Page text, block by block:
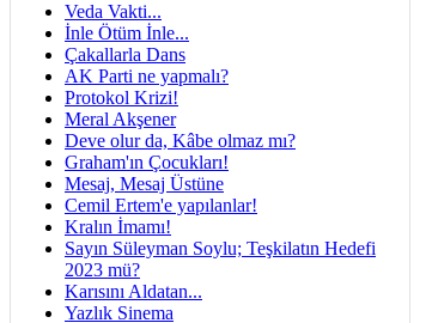
Veda Vakti...
İnle Ötüm İnle...
Çakallarla Dans
AK Parti ne yapmalı?
Protokol Krizi!
Meral Akşener
Deve olur da, Kâbe olmaz mı?
Graham'ın Çocukları!
Mesaj, Mesaj Üstüne
Cemil Ertem'e yapılanlar!
Kralın İmamı!
Sayın Süleyman Soylu; Teşkilatın Hedefi
2023 mü?
Karısını Aldatan...
Yazlık Sinema